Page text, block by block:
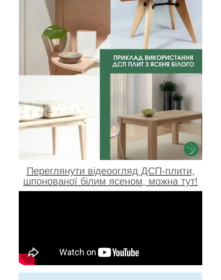
Переглянути відеоогляд ДСП-плити,
шпонованої білим ясеном, можна тут!